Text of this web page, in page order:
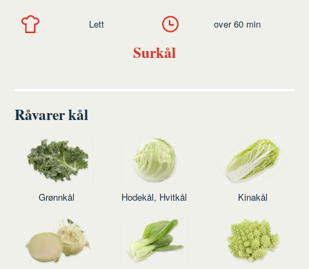
Surkål
Lett over 60 min
Råvarer kål
Grønnkål Hodekål, Hvitkål Kinakål